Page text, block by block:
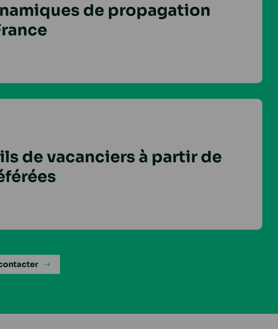
de propagation
de vacanciers à partir de